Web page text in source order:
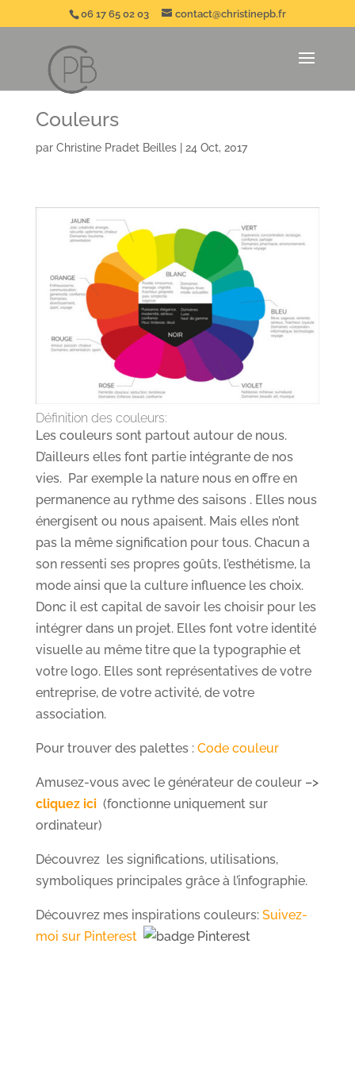
06 17 65 02 03 contact@christinepb.fr
Couleurs
par Christine Pradet Beilles| 24 Oct, 2017
Définition des couleurs:
Les couleurs sont partout autour de nous.
D’ailleurs elles font partie intégrante de nos
vies. Par exemple la nature nous en offre en
permanence au rythme des saisons . Elles nous
énergisent ou nous apaisent. Mais elles n’ont
pas la même signification pour tous. Chacun a
son ressenti ses propres goûts, l’esthétisme, la
mode ainsi que la culture influence les choix.
Donc il est capital de savoir les choisir pour les
intégrer dans un projet. Elles font votre identité
visuelle au même titre que la typographie et
votre logo. Elles sont représentatives de votre
entreprise, de votre activité, de votre
association.
Pour trouver des palettes : Code couleur
Amusez-vous avec le générateur de couleur –>
cliquez ici (fonctionne uniquement sur
ordinateur)
Découvrez les significations, utilisations,
symboliques principales grâce à l’infographie.
Découvrez mes inspirations couleurs: Suivez-
moi sur Pinterest